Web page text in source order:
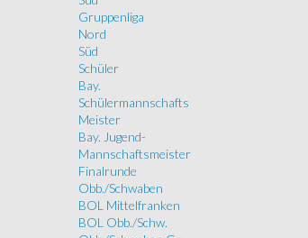
Gruppenliga
Nord
Süd
Schüler
Bay.
Schülermannschafts
Meister
Bay. Jugend-
Mannschaftsmeister
Finalrunde
Obb./Schwaben
BOL Mittelfranken
BOL Obb./Schw.